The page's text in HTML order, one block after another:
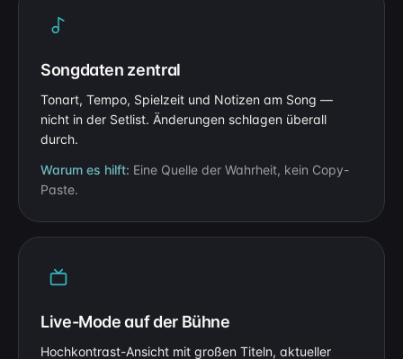
Songdaten zentral
Tonart, Tempo, Spielzeit und Notizen am Song —
nicht in der Setlist. Änderungen schlagen überall
durch.
Warum es hilft: Eine Quelle der Wahrheit, kein Copy-
Paste.
Live-Mode auf der Bühne
Hochkontrast-Ansicht mit großen Titeln, aktueller